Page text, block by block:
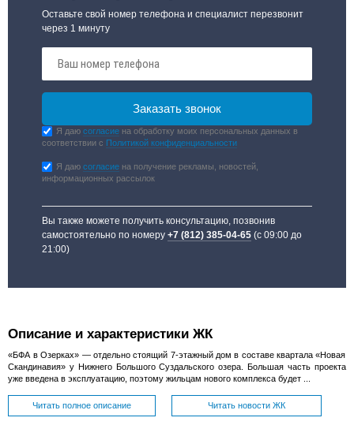
Оставьте свой номер телефона и специалист перезвонит
через 1 минуту
Я даюсогласие на обработку моих персональных данных в
соответствии с Политикой конфиденциальности
Я даюсогласие на получение рекламы, новостей,
информационных рассылок
Вы также можете получить консультацию, позвонив
самостоятельно по номеру+7 (812) 385-04-65 (с 09:00 до
21:00)
Описание и характеристики ЖК
«БФА в Озерках» — отдельно стоящий 7-этажный дом в составе квартала «Новая
Скандинавия» у Нижнего Большого Суздальского озера. Большая часть проекта
уже введена в эксплуатацию, поэтому жильцам нового комплекса будет ...
Читать полное описание Читать новости ЖК